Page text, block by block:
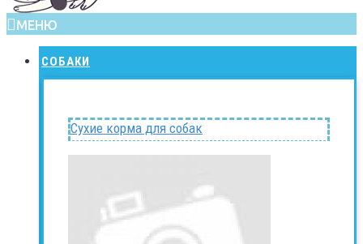
МЕНЮ
СОБАКИ
Сухие корма для собак